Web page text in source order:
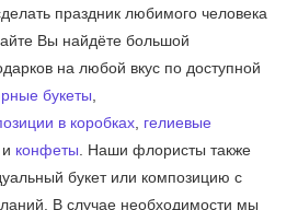
праздник любимого человека
Вы найдёте большой
на любой вкус по доступной
букеты
в коробках гелиевые
и конфеты . Наши флористы также
букет или композицию с
В случае необходимости мы